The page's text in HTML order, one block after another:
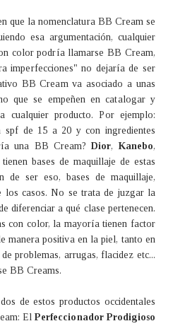
que la nomenclatura BB Cream se
esa argumentación, cualquier
color podría llamarse BB Cream,
imperfecciones" no dejaría de ser
BB Cream va asociado a unas
que se empeñen en catalogar y
cualquier producto. Por ejemplo:
spf de 15 a 20 y con ingredientes
una BB Cream?Dior, Kanebo,
bases de maquillaje de estas
de ser eso, bases de maquillaje,
los casos. No se trata de juzgar la
diferenciar a qué clase pertenecen.
con color, la mayoría tienen factor
manera positiva en la piel, tanto en
problemas, arrugas, flacidez etc...
BB Creams.
de estos productos occidentales
El Perfeccionador Prodigioso